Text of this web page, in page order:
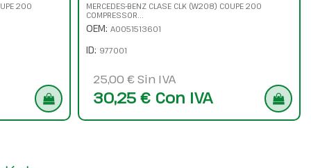
200
MERCEDES-BENZ CLASE CLK (W208) COUPE 200
COMPRESSOR...
OEM: A0051513601
ID: 977001
25,00 € Sin IVA
30,25 € Con IVA